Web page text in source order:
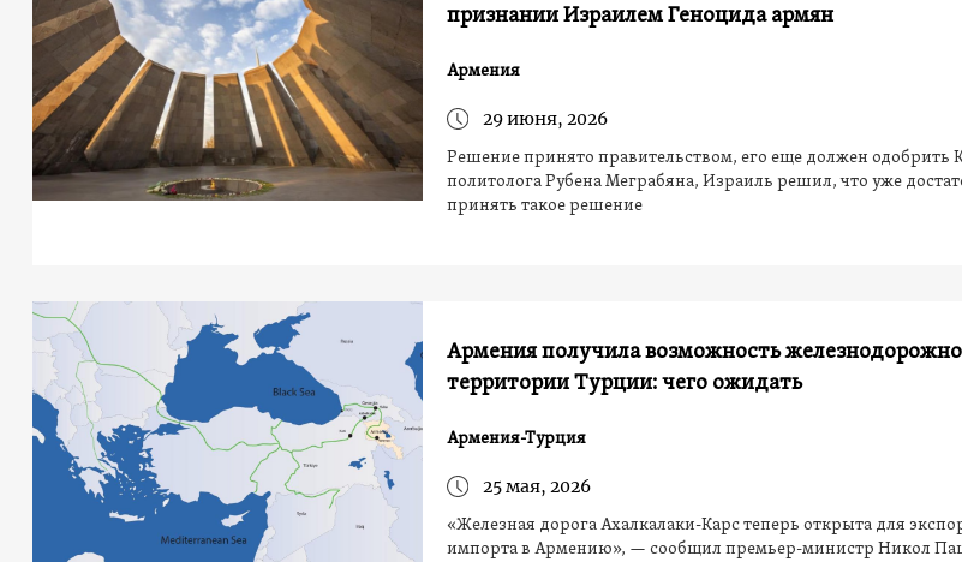
признании Израилем Геноцида армян
Армения
29 июня, 2026
Решение принято правительством, его еще должен одобрить
политолога Рубена Меграбяна, Израиль решил, что уже
принять такое решение
Армения получила возможность
территории Турции: чего ожидать
Армения-Турция
25 мая, 2026
«Железная дорога Ахалкалаки-Карс теперь открыта для
импорта в Армению», — сообщил премьер-министр Никол